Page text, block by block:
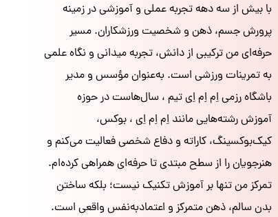
با بیش از سه دهه تجربه عملی و آموزشی در زمینه
پرورش جسم، ذهن و شخصیت ورزشکاران. مسیر
حرفه‌ای من ترکیبی از دانش، تجربه میدانی و نگاه علمی
به تمرینات ورزشی است. به‌عنوان مؤسس و مدیر
باشگاه رزمی اِم اِم اِی تیم ، سال‌هاست در حوزه
آموزش رشته‌هایی مانند اِم اِم اِی ، بوکس،
کیک‌بوکسینگ، کاراته و دفاع شخصی فعالیت می‌کنم و
هنرجویان را از سطح مبتدی تا حرفه‌ای همراهی کرده‌ام.
تمرکز من تنها بر آموزش تکنیک نیست؛ بلکه ساختن
بدن سالم، ذهن متمرکز و اعتمادبه‌نفس واقعی است.